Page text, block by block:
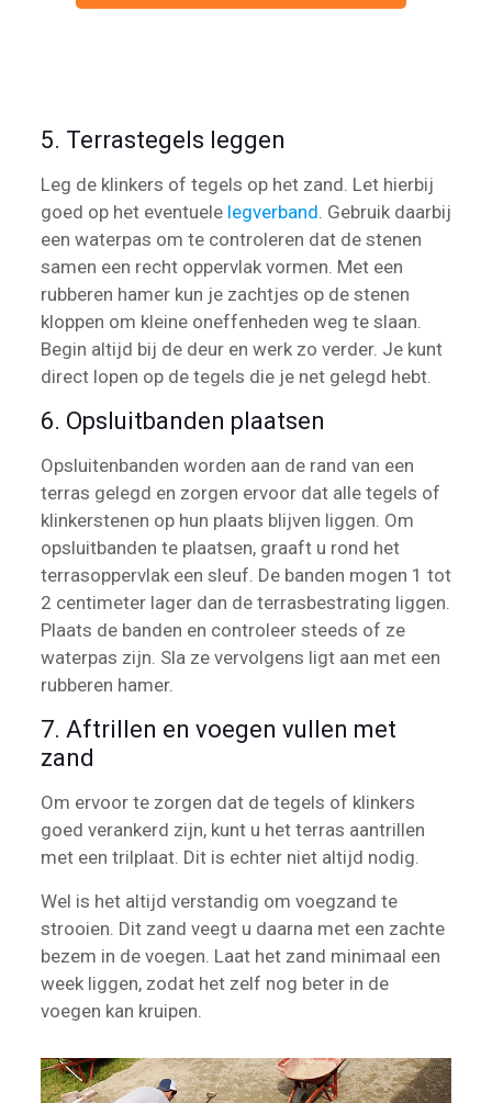
5. Terrastegels leggen
Leg de klinkers of tegels op het zand. Let hierbij
goed op het eventuele legverband . Gebruik daarbij
een waterpas om te controleren dat de stenen
samen een recht oppervlak vormen. Met een
rubberen hamer kun je zachtjes op de stenen
kloppen om kleine oneffenheden weg te slaan.
Begin altijd bij de deur en werk zo verder. Je kunt
direct lopen op de tegels die je net gelegd hebt.
6. Opsluitbanden plaatsen
Opsluitenbanden worden aan de rand van een
terras gelegd en zorgen ervoor dat alle tegels of
klinkerstenen op hun plaats blijven liggen. Om
opsluitbanden te plaatsen, graaft u rond het
terrasoppervlak een sleuf. De banden mogen 1 tot
2 centimeter lager dan de terrasbestrating liggen.
Plaats de banden en controleer steeds of ze
waterpas zijn. Sla ze vervolgens ligt aan met een
rubberen hamer.
7. Aftrillen en voegen vullen met
zand
Om ervoor te zorgen dat de tegels of klinkers
goed verankerd zijn, kunt u het terras aantrillen
met een trilplaat. Dit is echter niet altijd nodig.
Wel is het altijd verstandig om voegzand te
strooien. Dit zand veegt u daarna met een zachte
bezem in de voegen. Laat het zand minimaal een
week liggen, zodat het zelf nog beter in de
voegen kan kruipen.